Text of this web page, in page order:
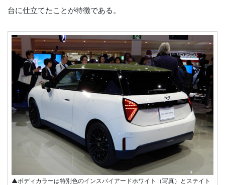
台に仕立てたことが特徴である。
▲ボディカラーは特別色のインスパイアードホワイト（写真）とステイト